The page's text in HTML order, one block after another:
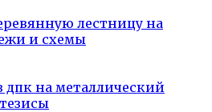
лестницу на
и схемы
на металлический